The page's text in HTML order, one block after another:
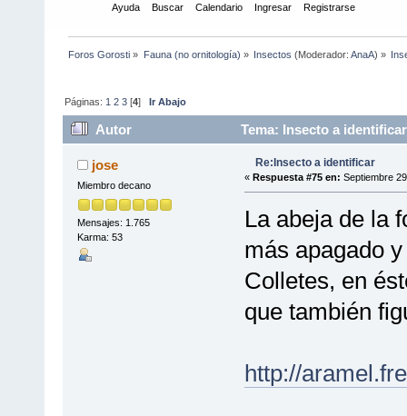
Ayuda Buscar Calendario Ingresar Registrarse
Foros Gorosti » Fauna (no ornitología) » Insectos (Moderador: AnaA) »
Páginas: 1 2 3 [4]Ir Abajo
Autor Tema: Insecto a
jose
Miembro decano
Mensajes: 1.765
Karma: 53
Re:Insecto a identificar
« Respuesta #75 en: Septiembre
La abeja de la
más apagado
Colletes, en
que también
http://